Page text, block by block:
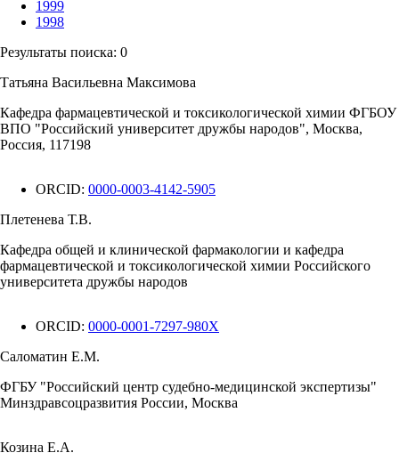
1999
1998
Результаты поиска: 0
Татьяна Васильевна Максимова
Кафедра фармацевтической и токсикологической химии ФГБОУ
ВПО "Российский университет дружбы народов", Москва,
Россия, 117198
ORCID: 0000-0003-4142-5905
Плетенева Т.В.
Кафедра общей и клинической фармакологии и кафедра
фармацевтической и токсикологической химии Российского
университета дружбы народов
ORCID: 0000-0001-7297-980X
Саломатин Е.М.
ФГБУ "Российский центр судебно-медицинской экспертизы"
Минздравсоцразвития России, Москва
Козина Е.А.